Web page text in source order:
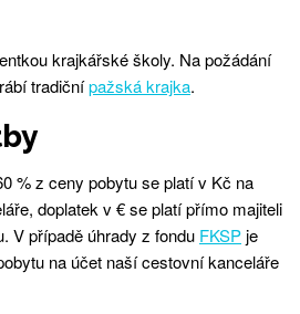
krajkářské školy. Na požádání
tradičnípažská krajka.
% z ceny pobytu se platí v Kč na
doplatek v € se platí přímo majiteli
V případě úhrady z fondu FKSPje
na účet naší cestovní kanceláře